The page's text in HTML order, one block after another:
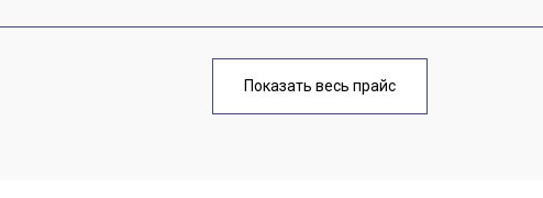
от 40 мин
Показать весь прайс